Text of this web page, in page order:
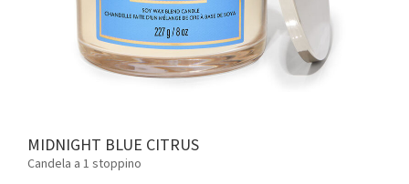
MIDNIGHT BLUE CITRUS
Candela a 1 stoppino